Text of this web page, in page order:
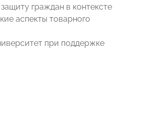
граждан в контексте
аспекты товарного
при поддержке